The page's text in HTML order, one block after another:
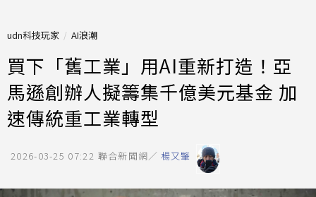
udn科技玩家 AI浪潮
買下「舊工業」用AI重新打造！亞
馬遜創辦人擬籌集千億美元基金 加
速傳統重工業轉型
2026-03-25 07:22 聯合新聞網／ 楊又肇